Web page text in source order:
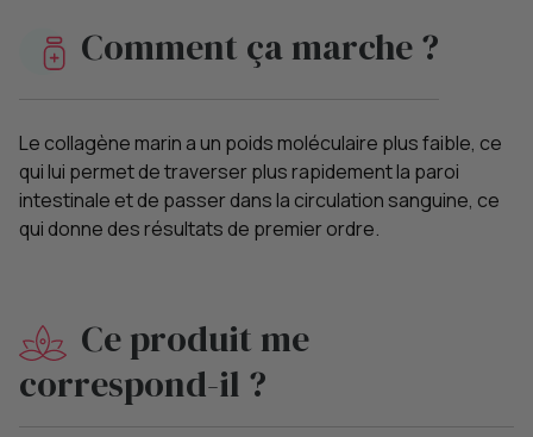
Comment ça marche ?
Le collagène marin a un poids moléculaire plus faible, ce
qui lui permet de traverser plus rapidement la paroi
intestinale et de passer dans la circulation sanguine, ce
qui donne des résultats de premier ordre.
Ce produit me
correspond-il ?